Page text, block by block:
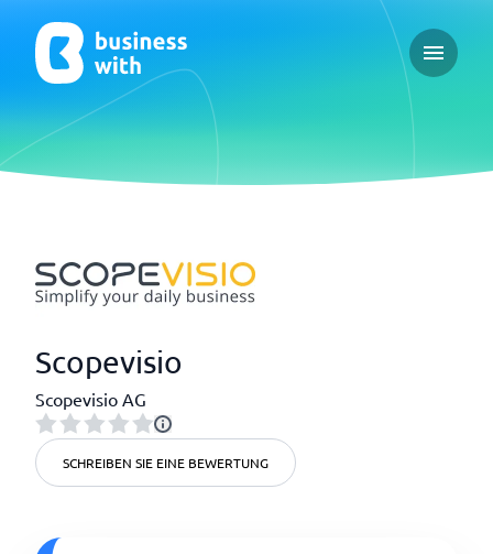
Open
Scopevisio
Scopevisio AG
SCHREIBEN SIE EINE BEWERTUNG